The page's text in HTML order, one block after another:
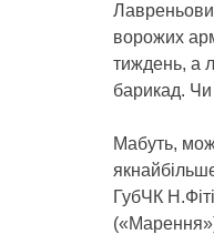
ворожих
тиждень, а
барикад.
Мабуть,
ГубЧК